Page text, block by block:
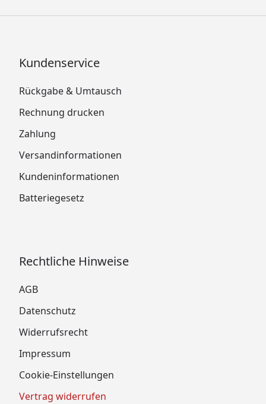
Kundenservice
Rückgabe & Umtausch
Rechnung drucken
Zahlung
Versandinformationen
Kundeninformationen
Batteriegesetz
Rechtliche Hinweise
AGB
Datenschutz
Widerrufsrecht
Impressum
Cookie-Einstellungen
Vertrag widerrufen